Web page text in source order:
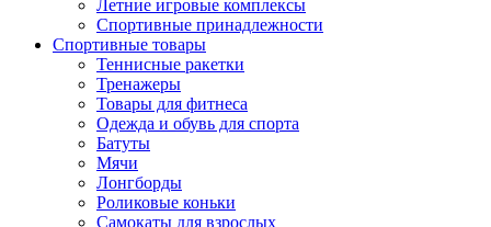
Летние игровые комплексы
Спортивные принадлежности
Спортивные товары
Теннисные ракетки
Тренажеры
Товары для фитнеса
Одежда и обувь для спорта
Батуты
Мячи
Лонгборды
Роликовые коньки
Самокаты для взрослых